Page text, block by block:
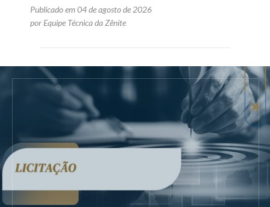
Publicado em 04 de agosto de 2026
por Equipe Técnica da Zênite